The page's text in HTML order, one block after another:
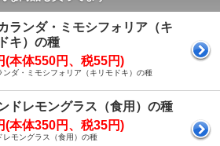
ランダ・ミモシフォリア（キ
キ）の種
(本体550円、税55円)
ンダ・ミモシフォリア（キリモドキ）の種
ドレモングラス（食用）の種
(本体350円、税35円)
レモングラス（食用）の種